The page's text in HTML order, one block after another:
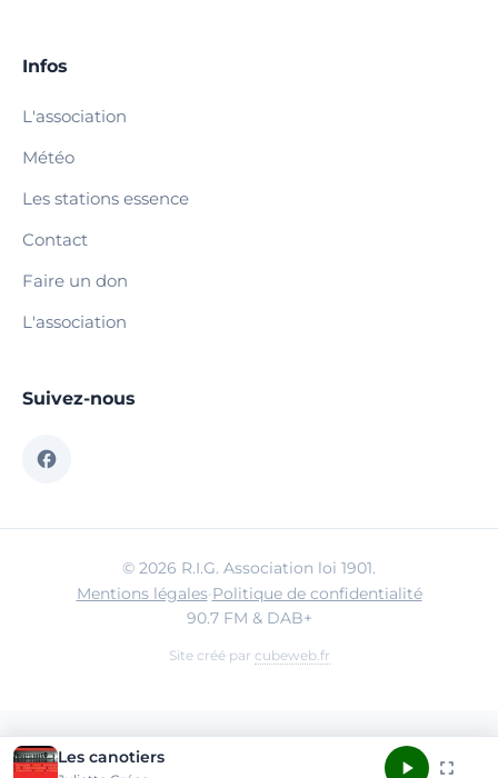
Infos
L'association
Météo
Les stations essence
Contact
Faire un don
L'association
Suivez-nous
© 2026 R.I.G. Association loi 1901.
Mentions légales·Politique de confidentialité
90.7 FM & DAB+
Site créé par cubeweb.fr
Les canotiers